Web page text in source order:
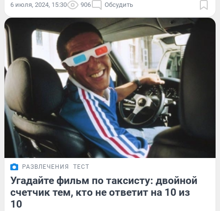
6 июля, 2024, 15:30 906 Обсудить
РАЗВЛЕЧЕНИЯ ТЕСТ
Угадайте фильм по таксисту: двойной
счетчик тем, кто не ответит на 10 из
10